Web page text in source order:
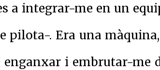
a integrar-me en un
pilota-. Era una
i embrutar-me